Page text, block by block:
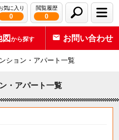
気に入り
0
閲覧履歴
0
図から探す お問い合わせ
ション・アパート一覧
・アパート一覧